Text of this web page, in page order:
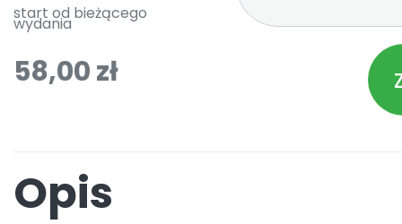
start od bieżącego
wydania
58,00 zł
Opis